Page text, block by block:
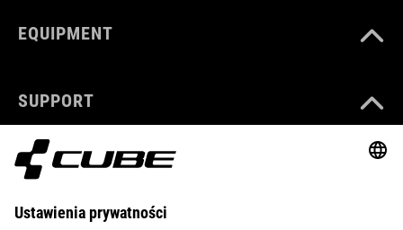
EQUIPMENT
SUPPORT
ABOUT US